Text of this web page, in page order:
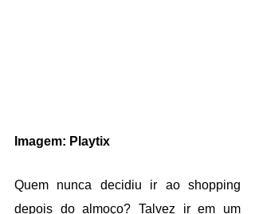
Imagem: Playtix
Quem nunca decidiu ir ao shopping
depois do almoço? Talvez ir em um